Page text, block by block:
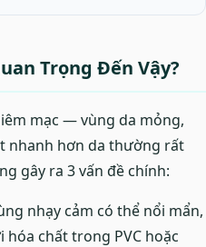
Trọng Đến Vậy?
mạc — vùng da mỏng,
nhanh hơn da thường rất
gây ra 3 vấn đề chính:
nhạy cảm có thể nổi mẩn,
chất trong PVC hoặc